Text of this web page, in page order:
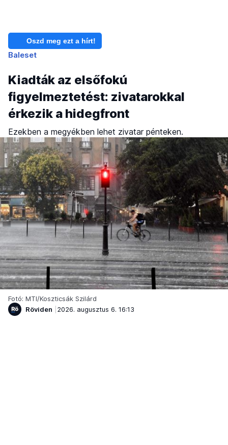
Oszd meg ezt a hírt!
Baleset
Kiadták az elsőfokú
figyelmeztetést: zivatarokkal
érkezik a hidegfront
Ezekben a megyékben lehet zivatar pénteken.
Fotó: MTI/Koszticsák Szilárd
Röviden
2026. augusztus 6. 16:13